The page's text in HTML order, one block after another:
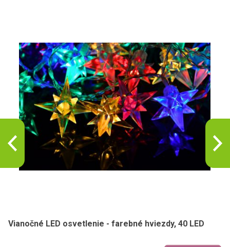
Vianočné LED osvetlenie - farebné hviezdy, 40 LED